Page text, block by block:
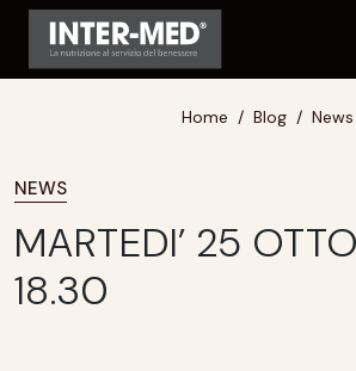
Home Blog News
NEWS
MARTEDI’ 25
18.30